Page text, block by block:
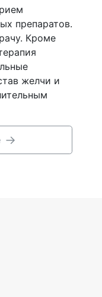
препаратов.
Кроме
желчи и
→